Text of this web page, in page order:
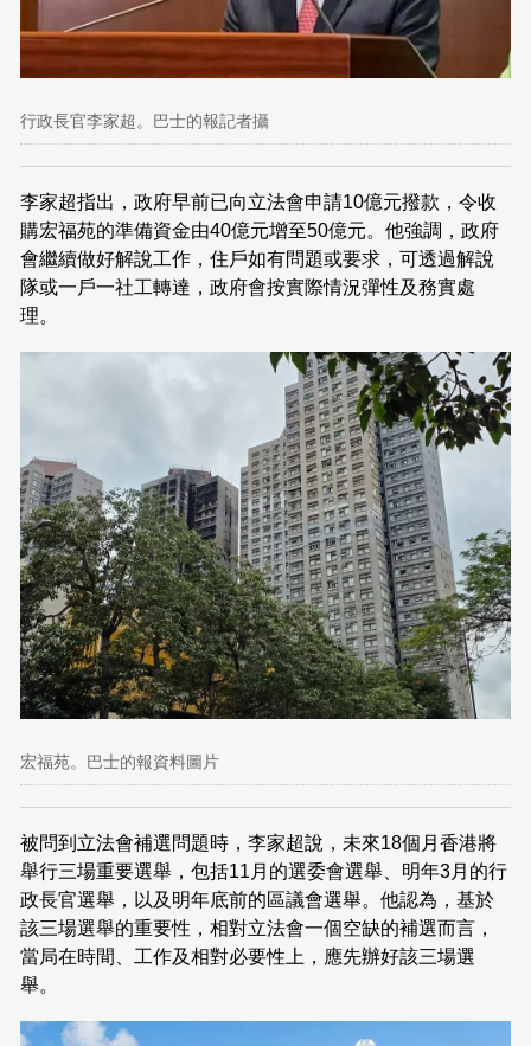
行政長官李家超。巴士的報記者攝
李家超指出，政府早前已向立法會申請10億元撥款，令收
購宏福苑的準備資金由40億元增至50億元。他強調，政府
會繼續做好解說工作，住戶如有問題或要求，可透過解說
隊或一戶一社工轉達，政府會按實際情況彈性及務實處
理。
宏福苑。巴士的報資料圖片
被問到立法會補選問題時，李家超說，未來18個月香港將
舉行三場重要選舉，包括11月的選委會選舉、明年3月的行
政長官選舉，以及明年底前的區議會選舉。他認為，基於
該三場選舉的重要性，相對立法會一個空缺的補選而言，
當局在時間、工作及相對必要性上，應先辦好該三場選
舉。